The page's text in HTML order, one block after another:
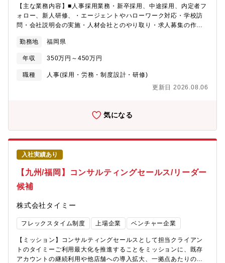
No.1の製品を中心に多様な企業の課題解決をサポートできます。
■配属部署中部営業所は、他のデジタルアーツの組織と比べても特
に和やかな雰囲気が特徴で、子育て中の社員も多いです。技術サ
希望する方に最適な環境です。
だけで200名規模の強固な組織を構築しています。・楽楽クラウド
バックオフィス事業本部 楽楽精算事業統括部 営業統括部
インサイドセールス部（65名程度の組織） └インサイドセー
ルス課（10名前後のメンバーマネジメントを想定） 東日本フ
ス課（10名前後のメンバーマネジメントを想定）・楽楽クラウド
本カスタマーサクセス部（100名前後の組織） └カスタマーサ
クセス課（10名前後のメンバーマネジメントを想定）▼楽楽電子
ィス事業本部 楽楽電子保存事業統括課 └インサイドセールス
ンの魅力】■経営層とのコミュニケーションの円滑さ日々やりとり
論をもとに合理的な意思決定を行う方ばかりです。スピード感の
ある意思決定や明確な判断軸により、ストレスのないコミュニケ
ーションをとれるのもラクスで働く魅力です。また、今期は全社
テーマとして「スピード＆チャレンジ」を掲げており、経営層か
らも「完璧な根拠や解決策が揃っていなくても、肌感や課題の共
有だけで価値がある。手戻りを恐れず“ゆるい段階”でも早く情報連
携をしてほしい」というメッセージがスタンスと共にしっかりと
発信されています。■メガベンチャーの推進力で、スタートアップ
の打席に立つ既存事業への積極的な投資に加えて、新サービス立
ち上げも継続的に行っており、組織規模は拡大しつつもベンチャ
【主な業務内容】■人事採用業務・新卒採用、中途採用、内定者フ
ォロー、新人研修、・エージェントやハローワーク対応・学校訪
問・会社説明会の実施・人材会社とのやり取り・求人募集の作
は、下記業務をお任せする可能性も高いです。■人事制度構築・運
用、評価制度改定、教育研修企画、労務管理【募集背景】九州
（福岡本社）における「採用強化」のため【組織体制】福岡 管理
部 計6名【求める人物像】他の管理部門や上層部とのやり取り・
るかと思います。【魅力】企業の成長を採用面から支える、やり
戦略とリンクした採用企画に携われる点が魅力。SNSや自社メデ
ィアなど、採用広報にも積極的に取り組みたいと考えており、ク
リエイティブな視点も活かせます。人事として“仕組みをつくる”フ
ェーズを経験したい方、チームと共に成長したい方にぴったりの
環境です。
勤務地 福岡県
年収 350万円～450万円
職種
人事(採用・労務・制度設計・研修)
更新日 2026.08.06
気になる
入社実績あり
【九州/福岡】コンサルティングセールス/リーダー
候補
株式会社タイミー
フレックスタイム制度 上場企業 ベンチャー企業
【ミッション】コンサルティングセールスとして担当クライアン
トのタイミーご利用最大化を推進することをミッションに、既存
アカウントの継続利用や他店舗への導入拡大、一拠点あたりの売